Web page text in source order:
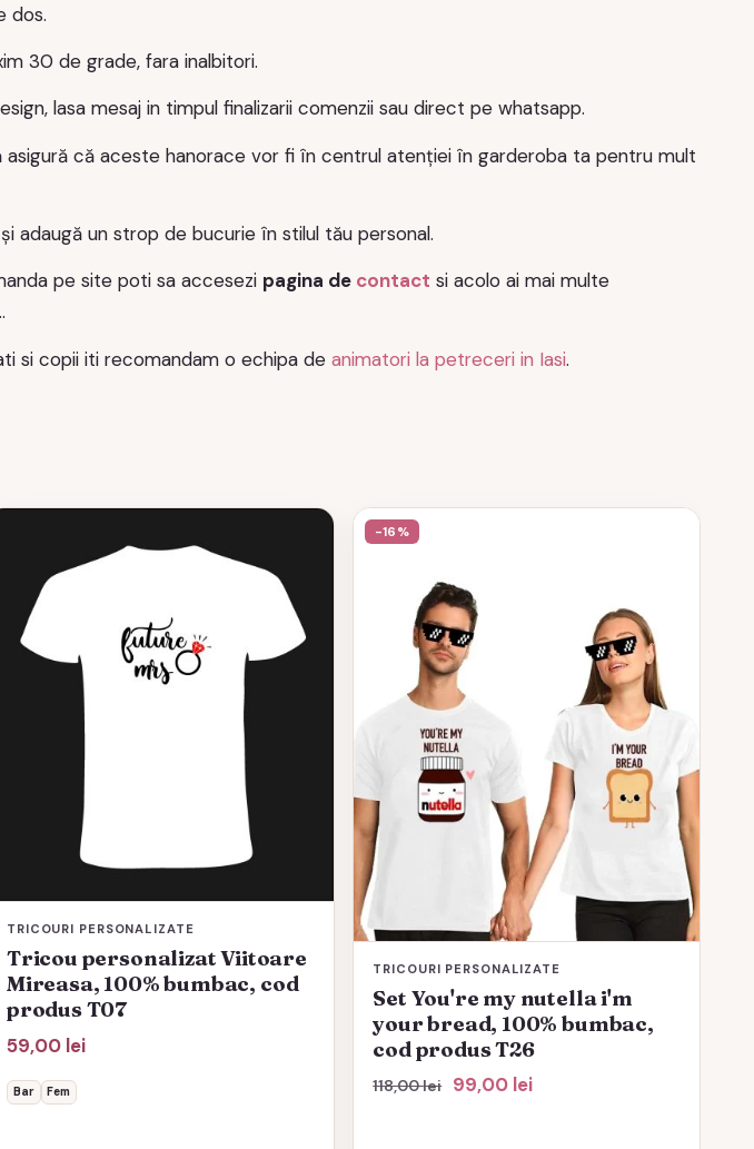
dos.
30 de grade, fara inalbitori.
lasa mesaj in timpul finalizarii comenzii sau direct pe whatsapp.
asigură că aceste hanorace vor fi în centrul atenției în garderoba ta pentru mult
adaugă un strop de bucurie în stilul tău personal.
pe site poti sa accesezi pagina de contact si acolo ai mai multe
si copii iti recomandam o echipa de animatori la petreceri in Iasi.
TRICOURI PERSONALIZATE
Tricou personalizat Viitoare
Mireasa, 100% bumbac, cod
produs T07
59,00 lei
Bar Fem
-16%
TRICOURI PERSONALIZATE
Set You're my nutella i'm
your bread, 100% bumbac,
cod produs T26
118,00lei Prețul
99,00 leiPrețul